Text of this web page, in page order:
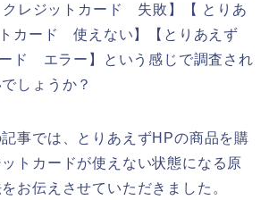
クレジットカード 失敗】【 とりあ
カード 使えない】【とりあえず
ド エラー】という感じで調査され
しょうか？
事では、とりあえずHPの商品を購
トカードが使えない状態になる原
お伝えさせていただきました。